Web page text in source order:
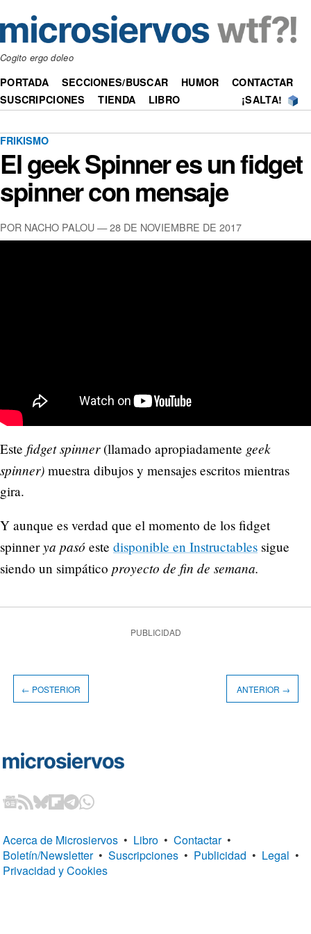
Cogito ergo doleo
PORTADA SECCIONES/BUSCAR HUMOR
CONTACTAR
SUSCRIPCIONES
TIENDA LIBRO ¡SALTA!
FRIKISMO
El geek Spinner es un fidget
spinner con mensaje
POR NACHO PALOU —28 DE NOVIEMBRE DE 2017
Este fidget spinner(llamado apropiadamente geek
spinner) muestra dibujos y mensajes escritos mientras
gira.
Y aunque es verdad que el momento de los fidget
spinnerya pasó este disponible en Instructables sigue
siendo un simpático proyecto de fin de semana.
PUBLICIDAD
← POSTERIOR ANTERIOR →
Acerca de Microsiervos • Libro • Contactar •
Boletín/Newsletter • Suscripciones • Publicidad • Legal •
Privacidad y Cookies